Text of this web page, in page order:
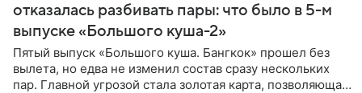
отказалась разбивать пары: что было в 5-м
выпуске «Большого куша-2»
Пятый выпуск «Большого куша. Бангкок» прошел без
вылета, но едва не изменил состав сразу нескольких
пар. Главной угрозой стала золотая карта, позволяющая